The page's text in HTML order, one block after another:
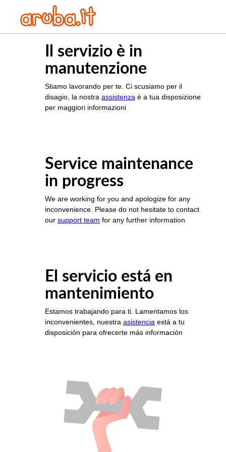
Il servizio è in
manutenzione
Stiamo lavorando per te. Ci scusiamo per il
disagio, la nostra assistenza è a tua disposizione
per maggiori informazioni
Service maintenance
in progress
We are working for you and apologize for any
inconvenience. Please do not hesitate to contact
our support team for any further information
El servicio está en
mantenimiento
Estamos trabajando para ti. Lamentamos los
inconvenientes, nuestra asistencia está a tu
disposición para ofrecerte más información